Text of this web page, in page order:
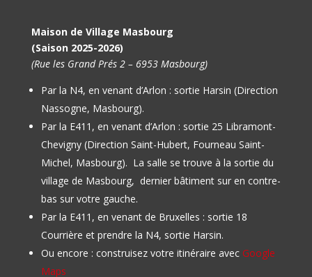
Maison de Village Masbourg
(Saison 2025-2026)
(Rue les Grand Prés 2 – 6953 Masbourg)
Par la N4, en venant d’Arlon : sortie Harsin (Direction
Nassogne, Masbourg).
Par la E411, en venant d’Arlon : sortie 25 Libramont-
Chevigny (Direction Saint-Hubert, Fourneau Saint-
Michel, Masbourg). La salle se trouve à la sortie du
village de Masbourg, dernier bâtiment sur en contre-
bas sur votre gauche.
Par la E411, en venant de Bruxelles : sortie 18
Courrière et prendre la N4, sortie Harsin.
Ou encore : construisez votre itinéraire avec Google
Maps